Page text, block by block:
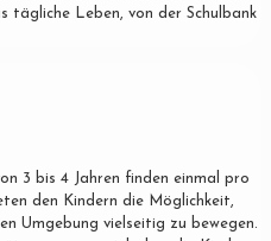
Leben, von der Schulbank
3 bis 4 Jahren finden einmal pro
den Kindern die Möglichkeit,
Umgebung vielseitig zu bewegen.